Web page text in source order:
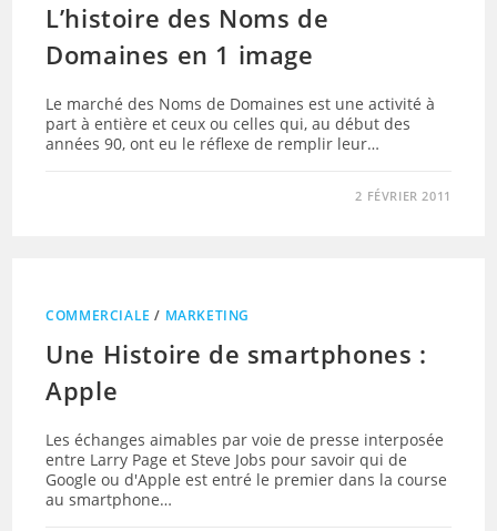
L’histoire des Noms de
Domaines en 1 image
Le marché des Noms de Domaines est une activité à
part à entière et ceux ou celles qui, au début des
années 90, ont eu le réflexe de remplir leur…
2 FÉVRIER 2011
COMMERCIALE / MARKETING
Une Histoire de smartphones :
Apple
Les échanges aimables par voie de presse interposée
entre Larry Page et Steve Jobs pour savoir qui de
Google ou d'Apple est entré le premier dans la course
au smartphone…